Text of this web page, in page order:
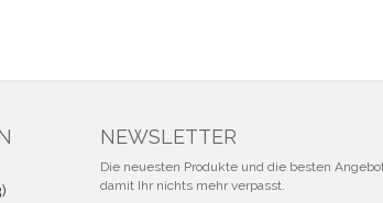
NEWSLETTER
Die neuesten Produkte und die besten
damit Ihr nichts mehr verpasst.